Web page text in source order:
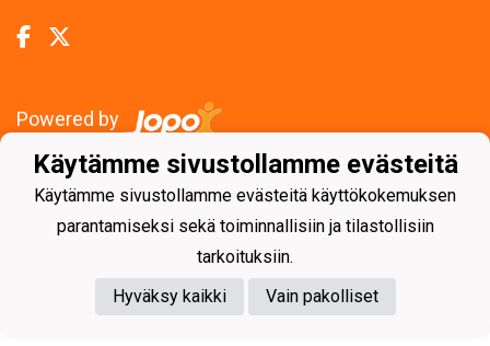
Powered by
Käytämme sivustollamme evästeitä
Käytämme sivustollamme evästeitä käyttökokemuksen
parantamiseksi sekä toiminnallisiin ja tilastollisiin
tarkoituksiin.
Hyväksy kaikki
Vain pakolliset